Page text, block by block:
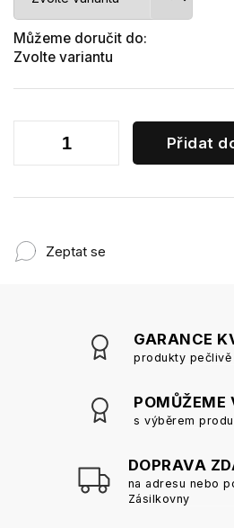
Můžeme doručit do:
Zvolte variantu
Přidat
Zeptat se
GARANCE
produkty pečlivě
POMŮŽEME
s výběrem
DOPRAVA
na adresu nebo
Zásilkovny